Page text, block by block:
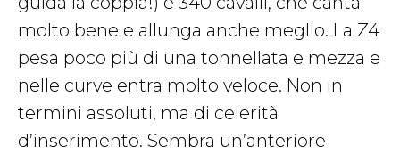
molto bene e allunga anche meglio. La Z4
pesa poco più di una tonnellata e mezza e
nelle curve entra molto veloce. Non in
termini assoluti, ma di celerità
d’inserimento. Sembra un’anteriore